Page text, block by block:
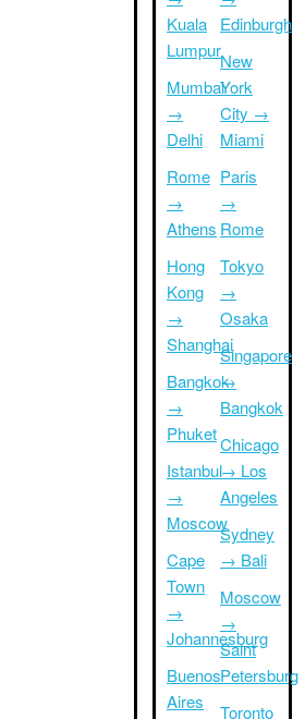
Kuala
Lumpur
Mumbai
→
Delhi
Rome
→
Athens
Hong
Kong
→
Shanghai
Bangkok
→
Phuket
Istanbul
→
Moscow
Cape
Town
→
Johannesburg
Buenos
Aires
Edinburgh
New
York
City →
Miami
Paris
→
Rome
Tokyo
→
Osaka
Singapore
→
Bangkok
Chicago
→ Los
Angeles
Sydney
→ Bali
Moscow
→
Saint
Petersburg
Toronto